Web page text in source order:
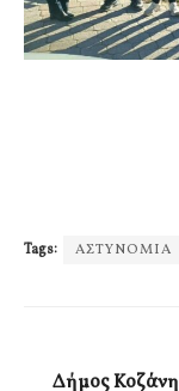
Tags: ΑΣΤΥΝΟΜΙΑ
Δήμος